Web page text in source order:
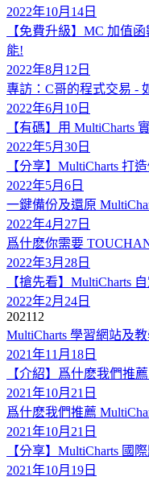
2022年10月14日
【免費升級】MC 加值
能!
2022年8月12日
專訪：C哥的程式交易 -
2022年6月10日
【有碼】用 MultiCharts
2022年5月30日
【分享】MultiCharts 打
2022年5月6日
一鍵備份及還原
2022年4月27日
爲什麽你需要
2022年3月28日
【搶先看】MultiCharts
2022年2月24日
202112
MultiCharts 學習網站及
2021年11月18日
【介紹】爲什麽我們推
2021年10月21日
爲什麽我們推薦
2021年10月21日
【分享】MultiCharts 國
2021年10月19日